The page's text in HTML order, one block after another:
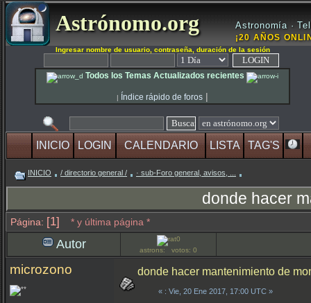
Astrónomo.org Astronomía ·
¡20 AÑOS
Ingresar nombre de usuario, contraseña, duración de la sesión
Todos los Temas Actualizados recientes
| Índice rápido de foros |
INICIO LOGIN CALENDARIO LISTA TAG'S
INICIO / directorio general / · sub-Foro general, avisos, ...
donde hacer
Página: [1] * y última página *
Autor astrons: votos: 0
microzono donde hacer mantenimiento de
« : Vie, 20 Ene 2017, 17:00 UTC »